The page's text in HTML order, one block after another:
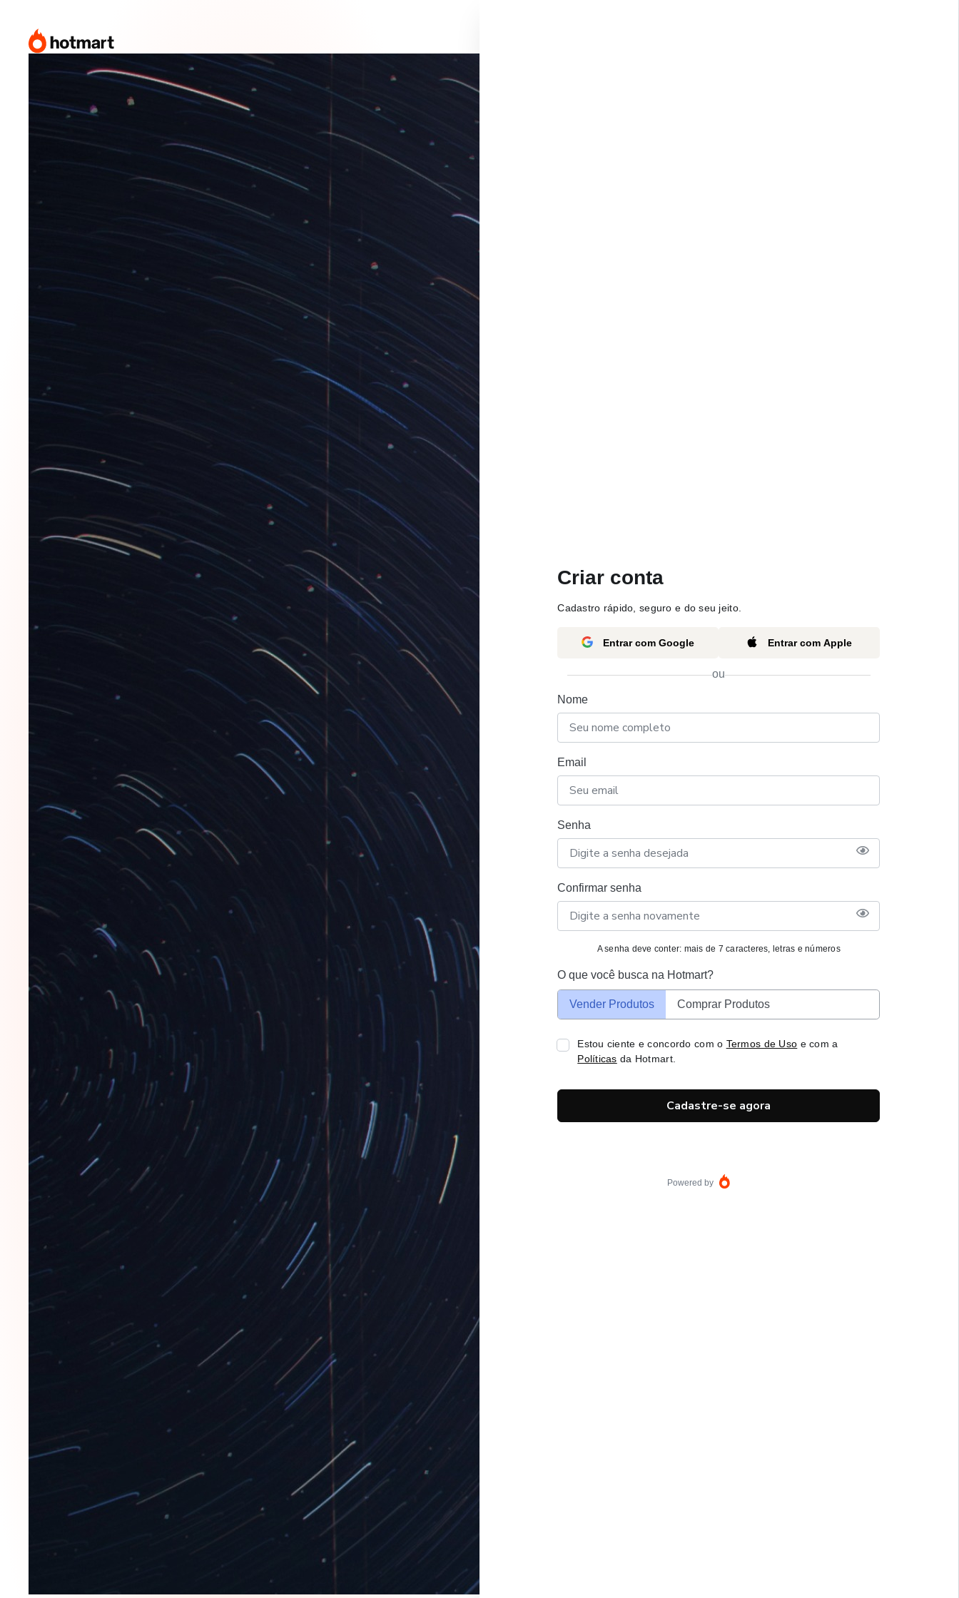
Criar conta
Cadastro rápido, seguro e do seu jeito.
Entrar com Google Entrar com Apple
ou
Nome
Email
Senha
Confirmar senha
A senha deve conter: mais de 7 caracteres, letras e números
O que você busca na Hotmart?
Vender Produtos Comprar Produtos
Estou ciente e concordo com o Termos de Uso e com a
Políticas da Hotmart.
Cadastre-se agora
Powered by